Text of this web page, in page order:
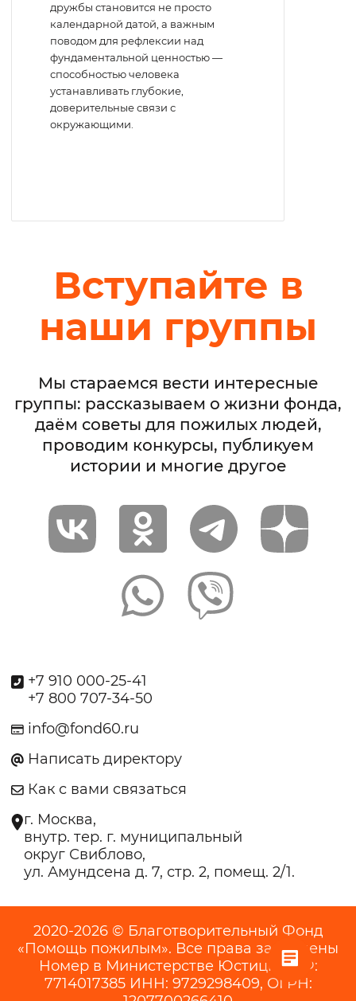
дружбы становится не просто
календарной датой, а важным
поводом для рефлексии над
фундаментальной ценностью —
способностью человека
устанавливать глубокие,
доверительные связи с
окружающими.
Вступайте в
наши группы
Мы стараемся вести интересные
группы: рассказываем о жизни фонда,
даём советы для пожилых людей,
проводим конкурсы, публикуем
истории и многие другое
+7 910 000-25-41
+7 800 707-34-50
info@fond60.ru
Написать директору
Как с вами связаться
г. Москва,
внутр. тер. г. муниципальный
округ Свиблово,
ул. Амундсена д. 7, стр. 2, помещ. 2/1.
2020-2026 © Благотворительный Фонд
«Помощь пожилым». Все права защищены
Номер в Министерстве Юстиции РФ:
7714017385 ИНН: 9729298409, ОГРН: